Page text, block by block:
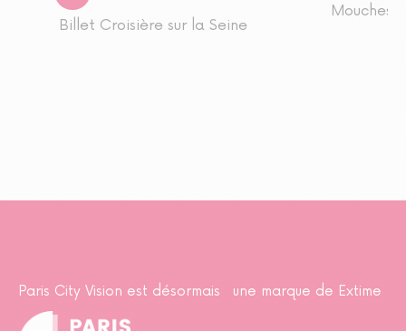
Billet Croisière sur la Seine
Mouches®
Paris City Vision est désormais une marque de Extime